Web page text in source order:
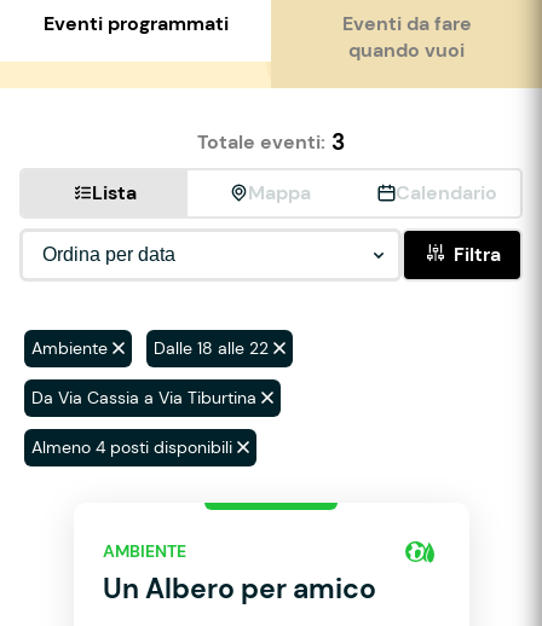
Eventi programmati
Eventi da fare
quando vuoi
Totale eventi: 3
Lista Mappa Calendario
Filtra
Ambiente Dalle 18 alle 22
Da Via Cassia a Via Tiburtina
Almeno 4 posti disponibili
AMBIENTE
Un Albero per amico